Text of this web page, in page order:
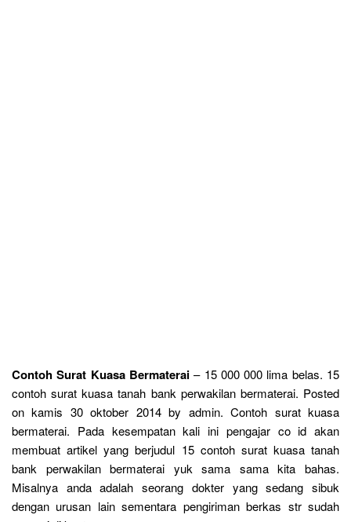
Contoh Surat Kuasa Bermaterai– 15 000 000 lima belas. 15
contoh surat kuasa tanah bank perwakilan bermaterai. Posted
on kamis 30 oktober 2014 by admin. Contoh surat kuasa
bermaterai. Pada kesempatan kali ini pengajar co id akan
membuat artikel yang berjudul 15 contoh surat kuasa tanah
bank perwakilan bermaterai yuk sama sama kita bahas.
Misalnya anda adalah seorang dokter yang sedang sibuk
dengan urusan lain sementara pengiriman berkas str sudah